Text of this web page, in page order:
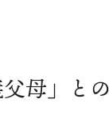
母」と